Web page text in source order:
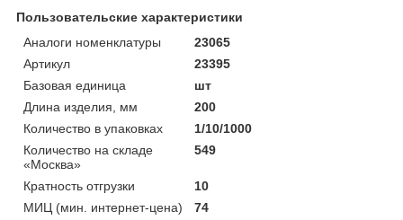
Пользовательские характеристики
Аналоги номенклатуры
23065
Артикул
23395
Базовая единица
шт
Длина изделия, мм
200
Количество в упаковках
1/10/1000
Количество на складе
«Москва»
549
Кратность отгрузки
10
МИЦ (мин. интернет-цена)
74